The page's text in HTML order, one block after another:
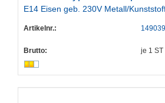
E14 Eisen geb. 230V Metall/
Artikelnr.: 149039
Brutto: je 1 ST